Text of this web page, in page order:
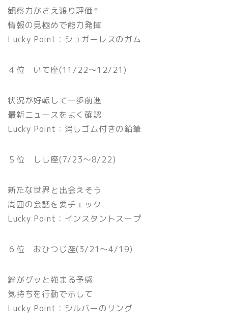
観察力がさえ渡り評価↑
情報の見極めで能力発揮
Lucky Point：シュガーレスのガム
４位 いて座(11/22〜12/21)
状況が好転して一歩前進
最新ニュースをよく確認
Lucky Point：消しゴム付きの鉛筆
５位 しし座(7/23〜8/22)
新たな世界と出会えそう
周囲の会話を要チェック
Lucky Point：インスタントスープ
６位 おひつじ座(3/21〜4/19)
絆がグッと強まる予感
気持ちを行動で示して
Lucky Point：シルバーのリング